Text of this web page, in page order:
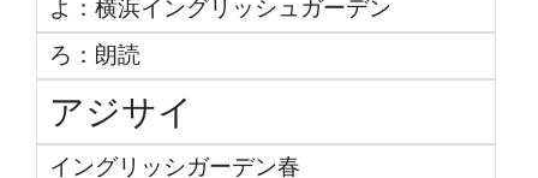
よ：横浜イングリッシュガーデン
ろ：朗読
アジサイ
イングリッシガーデン春